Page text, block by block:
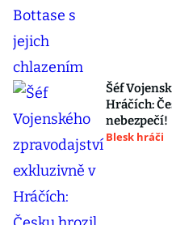
Šéf
Hráčích:
nebezpečí!
Blesk hráči